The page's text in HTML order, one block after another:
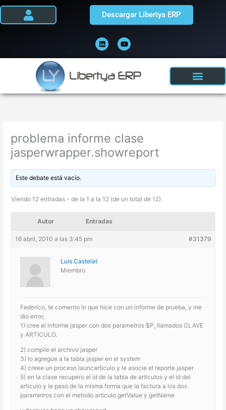
Ir
i
n
k
e
i
n
o
u
t
u
e
Descargar Libertya ERP
problema informe clase
jasperwrapper.showreport
Este debate está vacío.
Viendo 12 entradas - de la 1 a la 12 (de un total de 12)
Autor Entradas
16 abril, 2010 a las 3:45 pm #31379
Luis Castelat
Miembro
Federico, te comento lo que hice con un informe de prueba, y me
dio error,
1) cree el informe jasper con dos parametros $P, llamados CLAVE
y ARTICULO.
2) compile el archivo jasper
3) lo agregue a la tabla jasper en el system
4) creee un proceso launcarticulo y le asocie el reporte jasper
5) en la clase recupero el id de la tabla de articulos y el id del
articulo y le paso de la misma forma que la factura a los dos
parametros con el metodo articulo.getValue y getName